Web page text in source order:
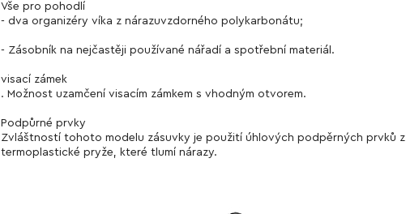
Vše pro pohodlí
- dva organizéry víka z nárazuvzdorného polykarbonátu;
- Zásobník na nejčastěji používané nářadí a spotřební materiál.
visací zámek
. Možnost uzamčení visacím zámkem s vhodným otvorem.
Podpůrné prvky
Zvláštností tohoto modelu zásuvky je použití úhlových podpěrných prvků z
termoplastické pryže, které tlumí nárazy.